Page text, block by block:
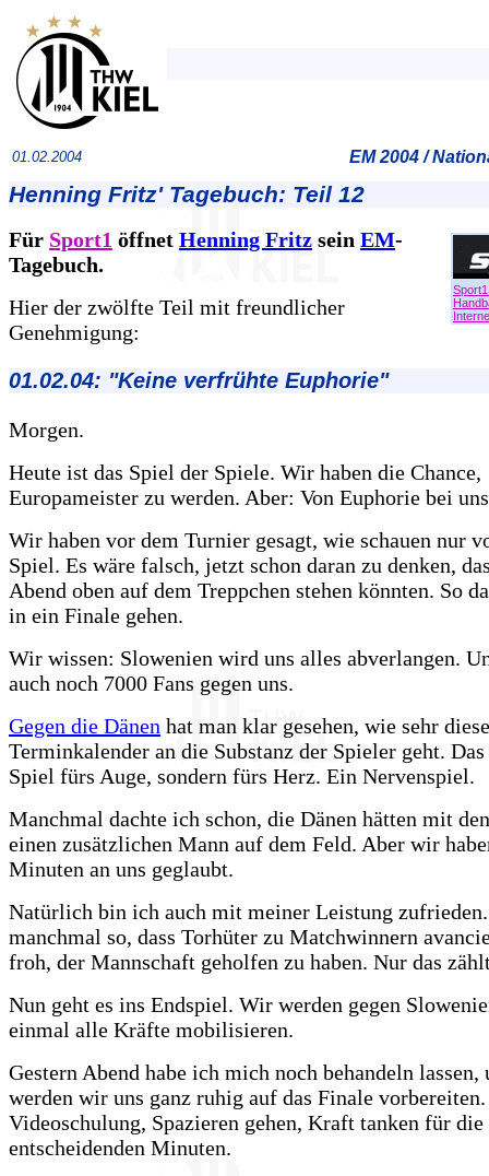
01.02.2004 EM 2004 /
Henning Fritz' Tagebuch: Teil 12
Für Sport1 öffnet Henning Fritz sein EM-
Tagebuch.
Hier der zwölfte Teil mit freundlicher
Genehmigung:
01.02.04: "Keine verfrühte Euphorie"
Morgen.
Heute ist das Spiel der Spiele. Wir haben die Chance,
Europameister zu werden. Aber: Von Euphorie bei
Wir haben vor dem Turnier gesagt, wie schauen nur
Spiel. Es wäre falsch, jetzt schon daran zu denken,
Abend oben auf dem Treppchen stehen könnten. So
in ein Finale gehen.
Wir wissen: Slowenien wird uns alles abverlangen.
auch noch 7000 Fans gegen uns.
Gegen die Dänen hat man klar gesehen, wie sehr
Terminkalender an die Substanz der Spieler geht.
Spiel fürs Auge, sondern fürs Herz. Ein Nervenspiel.
Manchmal dachte ich schon, die Dänen hätten mit
einen zusätzlichen Mann auf dem Feld. Aber wir
Minuten an uns geglaubt.
Natürlich bin ich auch mit meiner Leistung
manchmal so, dass Torhüter zu Matchwinnern
froh, der Mannschaft geholfen zu haben. Nur das
Nun geht es ins Endspiel. Wir werden gegen
einmal alle Kräfte mobilisieren.
Gestern Abend habe ich mich noch behandeln lassen,
werden wir uns ganz ruhig auf das Finale vorbereiten.
Videoschulung, Spazieren gehen, Kraft tanken für die
entscheidenden Minuten.